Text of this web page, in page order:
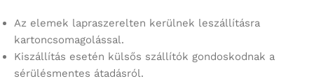
Az elemek lapraszerelten kerülnek leszállításra
kartoncsomagolással.
Kiszállítás esetén külsős szállítók gondoskodnak a
sérülésmentes átadásról.